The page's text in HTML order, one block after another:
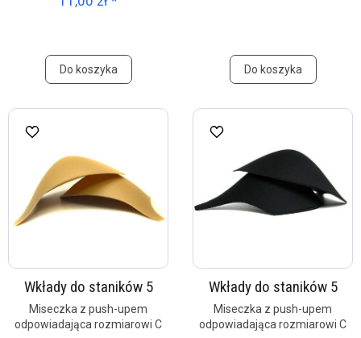
Do koszyka Do koszyka
Wkłady do staników 5
Miseczka z push-upem
odpowiadająca rozmiarowi C
Wkłady do staników 5
Miseczka z push-upem
odpowiadająca rozmiarowi C